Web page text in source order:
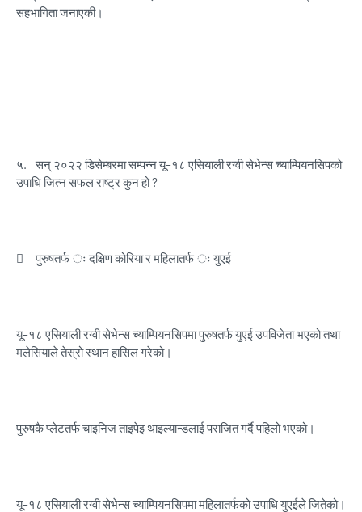
सहभागिता जनाएकी।
५.
सन् २०२२ डिसेम्बरमा सम्पन्न यू–१८ एसियाली रग्वी सेभेन्स च्याम्पियनसिपको
उपाधि जित्न सफल राष्ट्र कुन हो ?
 पुरुषतर्फ ः दक्षिण कोरिया र महिलातर्फ ः युएई
यू–१८ एसियाली रग्वी सेभेन्स च्याम्पियनसिपमा पुरुषतर्फ युएई उपविजेता भएको तथा
मलेसियाले तेस्रो स्थान हासिल गरेको।
पुरुषकै प्लेटतर्फ चाइनिज ताइपेइ थाइल्यान्डलाई पराजित गर्दै पहिलो भएको।
यू–१८ एसियाली रग्वी सेभेन्स च्याम्पियनसिपमा महिलातर्फको उपाधि युएईले जितेको।